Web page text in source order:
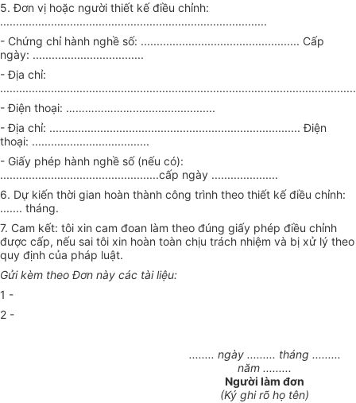
5. Đơn vị hoặc người thiết kế điều chỉnh:
....................................................................................
- Chứng chỉ hành nghề số: .................................................. Cấp
ngày: ...................................
- Địa chỉ:
............................................................
- Điện thoại: …………………..........................
- Địa chỉ: ............................................................................... Điện
thoại: .....................................
- Giấy phép hành nghề số (nếu có):
..................................................cấp ngày .....................
6. Dự kiến thời gian hoàn thành công trình theo thiết kế điều chỉnh:
....... tháng.
7. Cam kết: tôi xin cam đoan làm theo đúng giấy phép điều chỉnh
được cấp, nếu sai tôi xin hoàn toàn chịu trách nhiệm và bị xử lý theo
quy định của pháp luật.
Gửi kèm theo Đơn này các tài liệu:
1 -
2 -
........ ngày ......... tháng .........
năm .........
Người làm đơn
(Ký ghi rõ họ tên)